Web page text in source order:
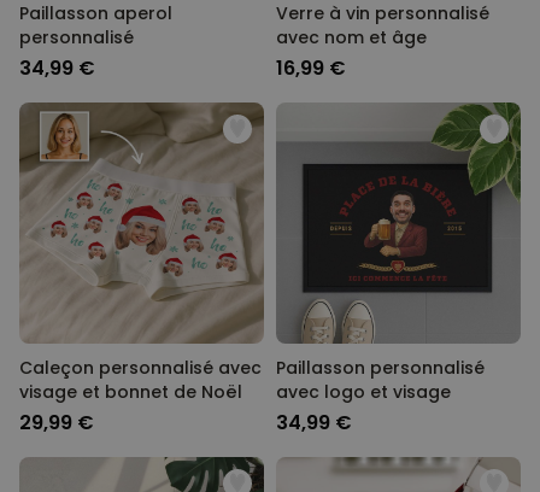
Paillasson aperol
personnalisé
34,99 €
Verre à vin personnalisé
avec nom et âge
16,99 €
Caleçon personnalisé avec
visage et bonnet de Noël
29,99 €
Paillasson personnalisé
avec logo et visage
34,99 €